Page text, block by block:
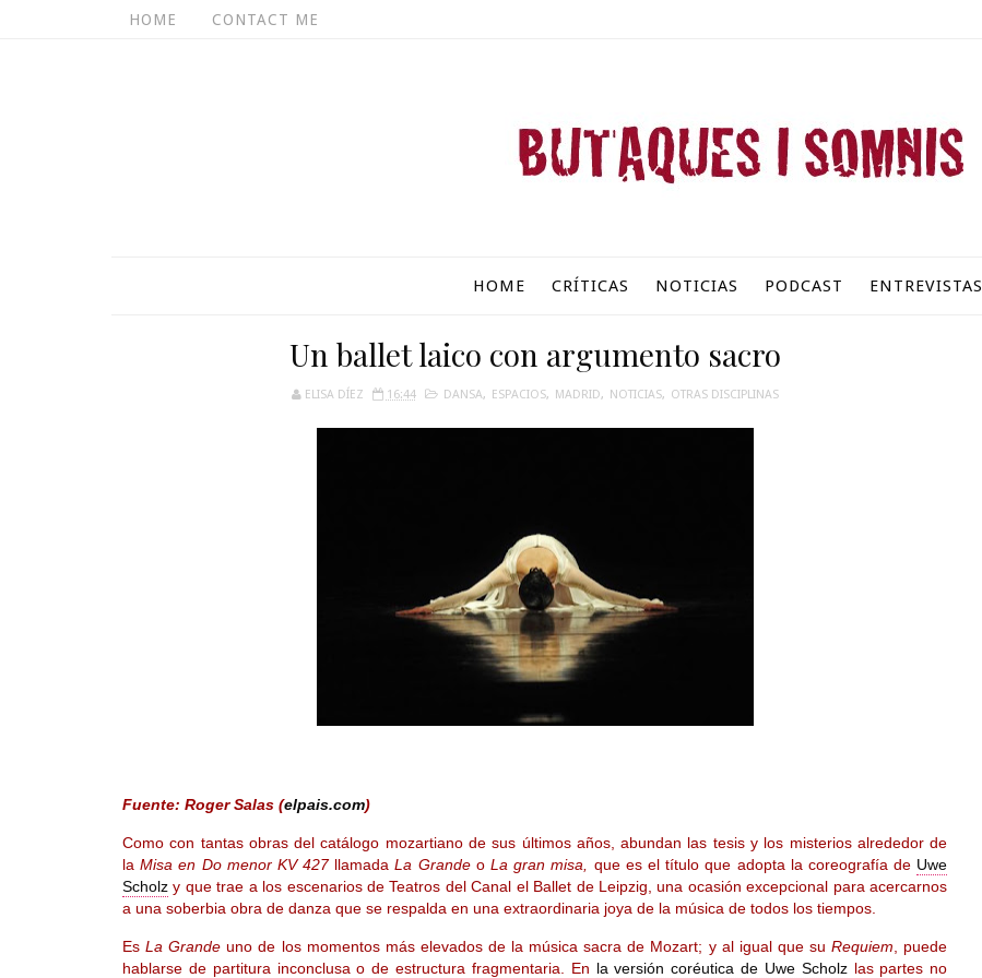
HOME CONTACT ME
HOME CRÍTICAS NOTICIAS PODCAST ENTREVISTAS
Un ballet laico con argumento sacro
ELISA DÍEZ 16:44 DANSA, ESPACIOS, MADRID, NOTICIAS, OTRAS DISCIPLINAS
Fuente: Roger Salas (elpais.com)
Como con tantas obras del catálogo mozartiano de sus últimos años, abundan las tesis y los misterios alrededor de
laMisa en Do menor KV 427llamadaLa GrandeoLa gran misa, que es el título que adopta la coreografía de Uwe
Scholz y que trae a los escenarios de Teatros del Canal el Ballet de Leipzig, una ocasión excepcional para acercarnos
a una soberbia obra de danza que se respalda en una extraordinaria joya de la música de todos los tiempos.
EsLa Grande uno de los momentos más elevados de la música sacra de Mozart; y al igual que suRequiem , puede
hablarse de partitura inconclusa o de estructura fragmentaria. En la versión coréutica de Uwe Scholzlas partes no